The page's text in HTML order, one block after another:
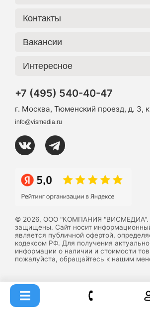
Контакты
Вакансии
Интересное
+7 (495) 540-40-47
г. Москва, Тюменский проезд, д. 3,
info@vismedia.ru
© 2026, ООО "КОМПАНИЯ "ВИСМЕДИА".
защищены. Сайт носит
является публичной офертой,
кодексом РФ. Для получения
информации о наличии и стоимости
пожалуйста, обращайтесь к нашим